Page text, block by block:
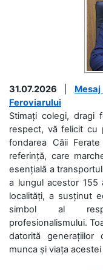
31.07.2026
Feroviarului
Stimați colegi, dragi
respect, vă felicit cu
fondarea Căii
referință, care
esențială a
a lungul acestor 155
localități, a susținut
simbol al
profesionalismului.
datorită
munca și viața acestei